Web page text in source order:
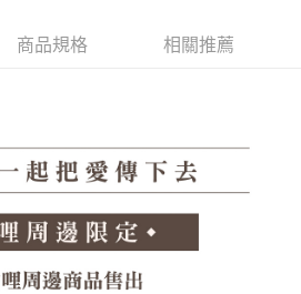
先享後付 」之結帳頁面顯示為準，若有關於
司提供之「AFTEE先享後付」服務完成之交
供個人資料，並將交易相關給付款項請求債
司。
請瀏覽以下網址：
法定代理人或監護人之同意方可使用
同意申辦者引起之損失，本公司不負相關責
含以上)免運費
含以上)免運費
商品規格 相關推薦